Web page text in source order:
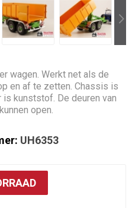
wagen. Werkt net als de
en af te zetten. Chassis is
kunststof. De deuren van
open.
UH6353